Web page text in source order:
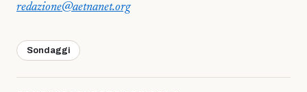
redazione@aetnanet.org
Sondaggi